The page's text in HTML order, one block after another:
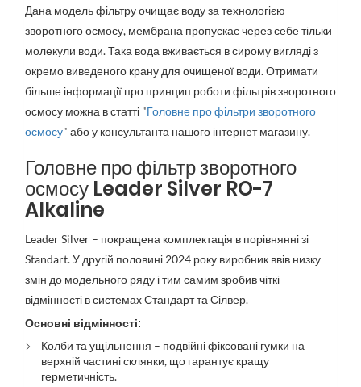
Дана модель фільтру очищає воду за технологією
зворотного осмосу, мембрана пропускає через себе тільки
молекули води. Така вода вживається в сирому вигляді з
окремо виведеного крану для очищеної води. Отримати
більше інформації про принцип роботи фільтрів зворотного
осмосу можна в статті "Головне про фільтри зворотного
осмосу" або у консультанта нашого інтернет магазину.
Головне про фільтр зворотного
осмосу Leader Silver RO-7
Alkaline
Leader Silver – покращена комплектація в порівнянні зі
Standart. У другій половині 2024 року виробник ввів низку
змін до модельного ряду і тим самим зробив чіткі
відмінності в системах Стандарт та Сілвер.
Основні відмінності:
Колби та ущільнення – подвійні фіксовані гумки на
верхній частині склянки, що гарантує кращу
герметичність.